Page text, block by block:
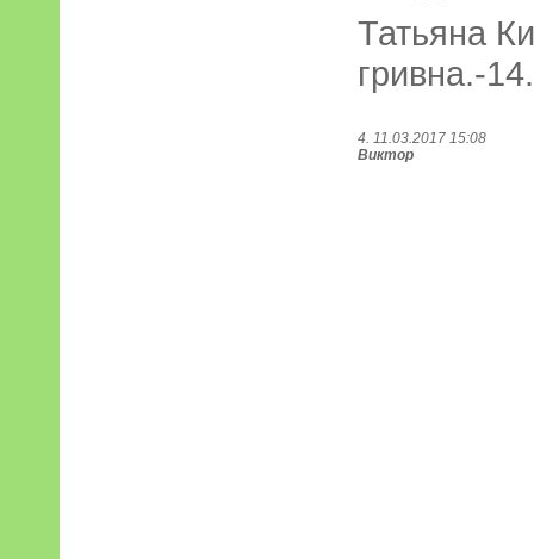
Татьяна
гривна.-
4. 11.03.2017 15:08
Виктор